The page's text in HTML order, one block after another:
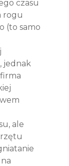
czasu
rogu
(to samo
jednak
ale